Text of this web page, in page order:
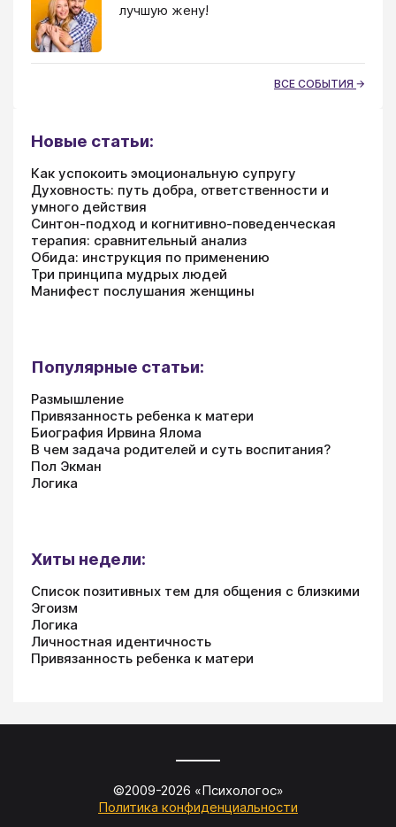
лучшую жену!
ВСЕ СОБЫТИЯ
Новые статьи:
Как успокоить эмоциональную супругу
Духовность: путь добра, ответственности и
умного действия
Синтон-подход и когнитивно-поведенческая
терапия: сравнительный анализ
Обида: инструкция по применению
Три принципа мудрых людей
Манифест послушания женщины
Популярные статьи:
Размышление
Привязанность ребенка к матери
Биография Ирвина Ялома
В чем задача родителей и суть воспитания?
Пол Экман
Логика
Хиты недели:
Список позитивных тем для общения с близкими
Эгоизм
Логика
Личностная идентичность
Привязанность ребенка к матери
©2009-2026 «Психологос»
Политика конфиденциальности